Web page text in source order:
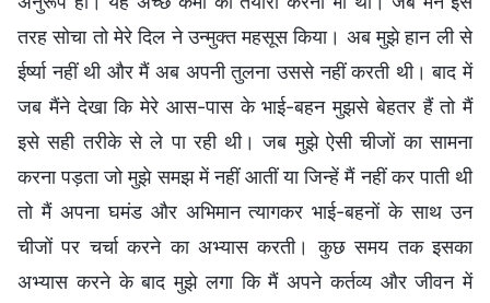
तरह सोचा तो मेरे दिल ने उन्मुक्त महसूस किया। अब मुझे हान ली से
ईर्ष्या नहीं थी और मैं अब अपनी तुलना उससे नहीं करती थी। बाद में
जब मैंने देखा कि मेरे आस-पास के भाई-बहन मुझसे बेहतर हैं तो मैं
इसे सही तरीके से ले पा रही थी। जब मुझे ऐसी चीजों का सामना
करना पड़ता जो मुझे समझ में नहीं आतीं या जिन्हें मैं नहीं कर पाती थी
तो मैं अपना घमंड और अभिमान त्यागकर भाई-बहनों के साथ उन
चीजों पर चर्चा करने का अभ्यास करती। कुछ समय तक इसका
अभ्यास करने के बाद मुझे लगा कि मैं अपने कर्तव्य और जीवन में